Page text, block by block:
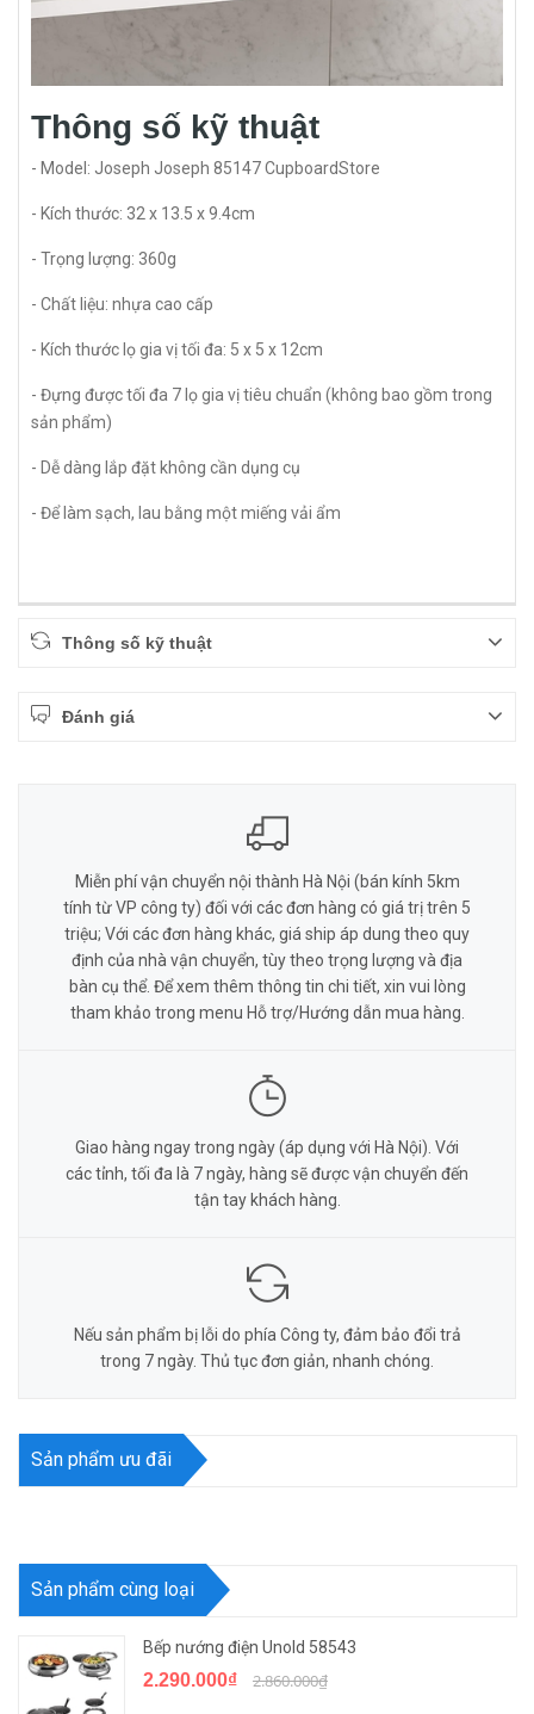
Thông số kỹ thuật
- Model: Joseph Joseph 85147 CupboardStore
- Kích thước: 32 x 13.5 x 9.4cm
- Trọng lượng: 360g
- Chất liệu: nhựa cao cấp
- Kích thước lọ gia vị tối đa: 5 x 5 x 12cm
- Đựng được tối đa 7 lọ gia vị tiêu chuẩn (không bao gồm trong
sản phẩm)
- Dễ dàng lắp đặt không cần dụng cụ
- Để làm sạch, lau bằng một miếng vải ẩm
Thông số kỹ thuật
Đánh giá
Miễn phí vận chuyển nội thành Hà Nội (bán kính 5km
tính từ VP công ty) đối với các đơn hàng có giá trị trên 5
triệu; Với các đơn hàng khác, giá ship áp dung theo quy
định của nhà vận chuyển, tùy theo trọng lượng và địa
bàn cụ thể. Để xem thêm thông tin chi tiết, xin vui lòng
tham khảo trong menu Hỗ trợ/Hướng dẫn mua hàng.
Giao hàng ngay trong ngày (áp dụng với Hà Nội). Với
các tỉnh, tối đa là 7 ngày, hàng sẽ được vận chuyển đến
tận tay khách hàng.
Nếu sản phẩm bị lỗi do phía Công ty, đảm bảo đổi trả
trong 7 ngày. Thủ tục đơn giản, nhanh chóng.
Sản phẩm ưu đãi
Sản phẩm cùng loại
Bếp nướng điện Unold 58543
2.290.000₫ 2.860.000₫